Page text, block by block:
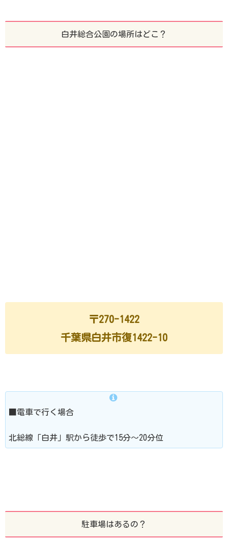
白井総合公園の場所はどこ？
〒270-1422
千葉県白井市復1422-10
■電車で行く場合
北総線「白井」駅から徒歩で15分～20分位
駐車場はあるの？